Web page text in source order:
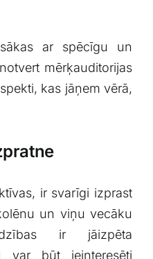
ar spēcīgu un
mērķauditorijas‌
kas jāņem vērā,⁢
⁤ir ⁢svarīgi izprast
un​ viņu vecāku
ir jāizpēta
var būt ieinteresēti